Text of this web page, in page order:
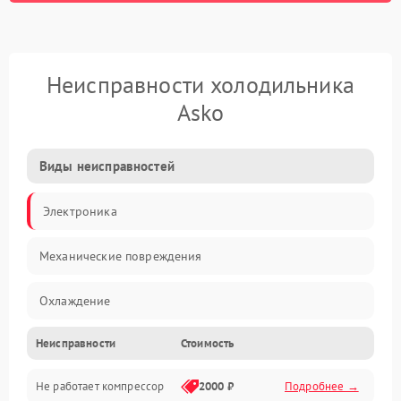
Неисправности холодильника
Asko
Виды неисправностей
Электроника
Механические повреждения
Охлаждение
Механика
Электропитание
Неисправности Стоимость
Не работает компрессор 2000 ₽ Подробнее →